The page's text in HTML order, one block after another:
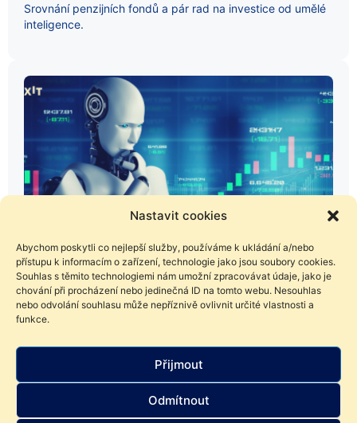
Nastavit cookies
Abychom poskytli co nejlepší služby, používáme k ukládání a/nebo
přístupu k informacím o zařízení, technologie jako jsou soubory cookies.
Souhlas s těmito technologiemi nám umožní zpracovávat údaje, jako je
chování při procházení nebo jedinečná ID na tomto webu. Nesouhlas
nebo odvolání souhlasu může nepříznivě ovlivnit určité vlastnosti a
funkce.
Přijmout
Odmítnout
Srovnání penzijních fondů a pár rad na investice od umělé
inteligence.
9. 6. 2023
Investování s umělou inteligencí? Lepší
než jsme čekali!
Umělá inteligence již dokázala složit advokátní zkoušky,
investováním? Zkusili jsme se zeptat za vás.